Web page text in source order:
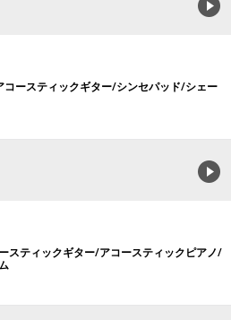
ースティックギター/シンセパッド/シェー
スティックギター/アコースティックピアノ/